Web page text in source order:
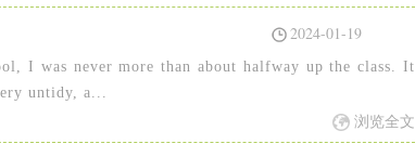
2024-01-19
I was never more than about halfway up the class. It
untidy, a...
浏览全文